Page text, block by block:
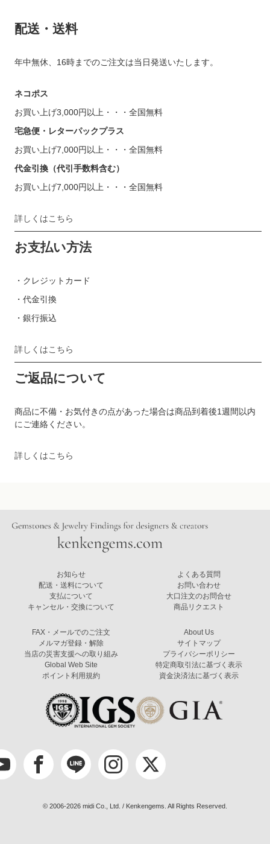
配送・送料
年中無休、16時までのご注文は当日発送いたします。
ネコポス
お買い上げ3,000円以上・・・全国無料
宅急便・レターパックプラス
お買い上げ7,000円以上・・・全国無料
代金引換（代引手数料含む）
お買い上げ7,000円以上・・・全国無料
詳しくはこちら
お支払い方法
・クレジットカード
・代金引換
・銀行振込
詳しくはこちら
ご返品について
商品に不備・お気付きの点があった場合は商品到着後1週間以内
にご連絡ください。
詳しくはこちら
お知らせ
配送・送料について
支払について
キャンセル・交換について
よくある質問
お問い合わせ
大口注文のお問合せ
商品リクエスト
FAX・メールでのご注文
メルマガ登録・解除
当店の災害支援への取り組み
Global Web Site
ポイント利用規約
About Us
サイトマップ
プライバシーポリシー
特定商取引法に基づく表示
資金決済法に基づく表示
© 2006-2026 midi Co., Ltd. / Kenkengems. All Rights Reserved.